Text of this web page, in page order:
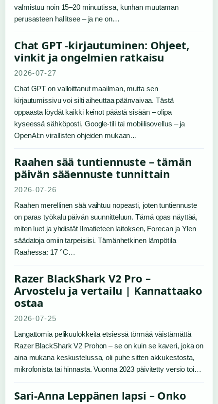
valmistuu noin 15–20 minuutissa, kunhan muutaman
perusasteen hallitsee – ja ne on…
Chat GPT -kirjautuminen: Ohjeet,
vinkit ja ongelmien ratkaisu
2026-07-27
Chat GPT on valloittanut maailman, mutta sen
kirjautumissivu voi silti aiheuttaa päänvaivaa. Tästä
oppaasta löydät kaikki keinot päästä sisään – olipa
kyseessä sähköposti, Google-tili tai mobiilisovellus – ja
OpenAI:n virallisten ohjeiden mukaan…
Raahen sää tuntiennuste – tämän
päivän sääennuste tunnittain
2026-07-26
Raahen merellinen sää vaihtuu nopeasti, joten tuntiennuste
on paras työkalu päivän suunnitteluun. Tämä opas näyttää,
miten luet ja yhdistät Ilmatieteen laitoksen, Forecan ja Ylen
säädatoja omiin tarpeisiisi. Tämänhetkinen lämpötila
Raahessa: 17 °C…
Razer BlackShark V2 Pro –
Arvostelu ja vertailu | Kannattaako
ostaa
2026-07-25
Langattomia pelikuulokkeita etsiessä törmää väistämättä
Razer BlackShark V2 Prohon – se on kuin se kaveri, joka on
aina mukana keskustelussa, oli puhe sitten akkukestosta,
mikrofonista tai hinnasta. Vuonna 2023 päivitetty versio toi…
Sari-Anna Leppänen lapsi – Onko